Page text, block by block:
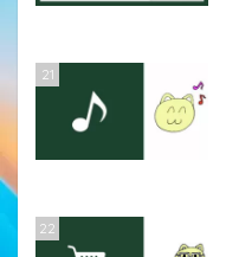
21
22